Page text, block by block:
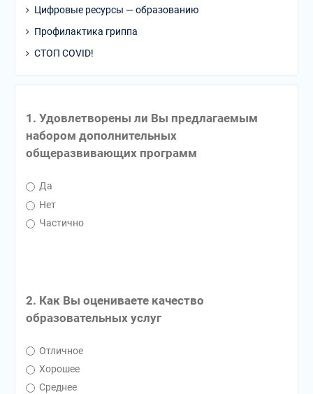
Цифровые ресурсы — образованию
Профилактика гриппа
СТОП COVID!
1. Удовлетворены ли Вы предлагаемым
набором дополнительных
общеразвивающих программ
Да
Нет
Частично
2. Как Вы оцениваете качество
образовательных услуг
Отличное
Хорошее
Среднее